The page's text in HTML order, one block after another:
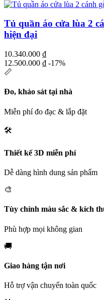
Tủ quần áo cửa lùa 2
hiện đại
10.340.000 ₫
12.500.000 ₫ -17%
📏
Đo, khảo sát tại nhà
Miễn phí đo đạc & lắp đặt
🛠️
Thiết kế 3D miễn phí
Dễ dàng hình dung sản phẩm
🎨
Tùy chỉnh màu sắc & kích
Phù hợp mọi không gian
🚚
Giao hàng tận nơi
Hỗ trợ vận chuyển toàn quốc